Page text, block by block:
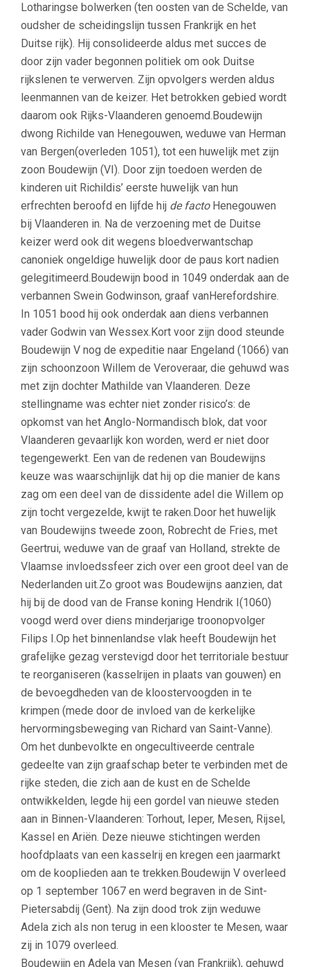
Lotharingse bolwerken (ten oosten van de Schelde, van
oudsher de scheidingslijn tussen Frankrijk en het
Duitse rijk). Hij consolideerde aldus met succes de
door zijn vader begonnen politiek om ook Duitse
rijkslenen te verwerven. Zijn opvolgers werden aldus
leenmannen van de keizer. Het betrokken gebied wordt
daarom ook Rijks-Vlaanderen genoemd.Boudewijn
dwong Richilde van Henegouwen, weduwe van Herman
van Bergen(overleden 1051), tot een huwelijk met zijn
zoon Boudewijn (VI). Door zijn toedoen werden de
kinderen uit Richildis’ eerste huwelijk van hun
erfrechten beroofd en lijfde hij de factoHenegouwen
bij Vlaanderen in. Na de verzoening met de Duitse
keizer werd ook dit wegens bloedverwantschap
canoniek ongeldige huwelijk door de paus kort nadien
gelegitimeerd.Boudewijn bood in 1049 onderdak aan de
verbannen Swein Godwinson, graaf vanHerefordshire.
In 1051 bood hij ook onderdak aan diens verbannen
vader Godwin van Wessex.Kort voor zijn dood steunde
Boudewijn V nog de expeditie naar Engeland (1066) van
zijn schoonzoon Willem de Veroveraar, die gehuwd was
met zijn dochter Mathilde van Vlaanderen. Deze
stellingname was echter niet zonder risico’s: de
opkomst van het Anglo-Normandisch blok, dat voor
Vlaanderen gevaarlijk kon worden, werd er niet door
tegengewerkt. Een van de redenen van Boudewijns
keuze was waarschijnlijk dat hij op die manier de kans
zag om een deel van de dissidente adel die Willem op
zijn tocht vergezelde, kwijt te raken.Door het huwelijk
van Boudewijns tweede zoon, Robrecht de Fries, met
Geertrui, weduwe van de graaf van Holland, strekte de
Vlaamse invloedssfeer zich over een groot deel van de
Nederlanden uit.Zo groot was Boudewijns aanzien, dat
hij bij de dood van de Franse koning Hendrik I(1060)
voogd werd over diens minderjarige troonopvolger
Filips I.Op het binnenlandse vlak heeft Boudewijn het
grafelijke gezag verstevigd door het territoriale bestuur
te reorganiseren (kasselrijen in plaats van gouwen) en
de bevoegdheden van de kloostervoogden in te
krimpen (mede door de invloed van de kerkelijke
hervormingsbeweging van Richard van Saint-Vanne).
Om het dunbevolkte en ongecultiveerde centrale
gedeelte van zijn graafschap beter te verbinden met de
rijke steden, die zich aan de kust en de Schelde
ontwikkelden, legde hij een gordel van nieuwe steden
aan in Binnen-Vlaanderen: Torhout, Ieper, Mesen, Rijsel,
Kassel en Ariën. Deze nieuwe stichtingen werden
hoofdplaats van een kasselrij en kregen een jaarmarkt
om de kooplieden aan te trekken.Boudewijn V overleed
op 1 september 1067 en werd begraven in de Sint-
Pietersabdij (Gent). Na zijn dood trok zijn weduwe
Adela zich als non terug in een klooster te Mesen, waar
zij in 1079 overleed.
Boudewijn en Adela van Mesen (van Frankrijk), gehuwd